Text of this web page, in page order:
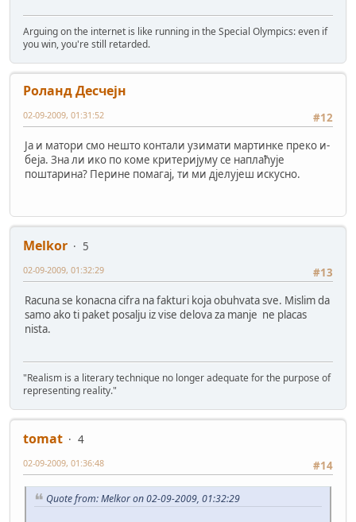
Arguing on the internet is like running in the Special Olympics: even if
you win, you're still retarded.
Роланд Десчејн
#12
02-09-2009, 01:31:52
Ја и матори смо нешто контали узимати мартинке преко и-
беја. Зна ли ико по коме критеријуму се наплаћује
поштарина? Перине помагај, ти ми дјелујеш искусно.
Melkor
5
#13
02-09-2009, 01:32:29
Racuna se konacna cifra na fakturi koja obuhvata sve. Mislim da
samo ako ti paket posalju iz vise delova za manje ne placas
nista.
"Realism is a literary technique no longer adequate for the purpose of
representing reality."
tomat
4
#14
02-09-2009, 01:36:48
Quote from: Melkor on 02-09-2009, 01:32:29